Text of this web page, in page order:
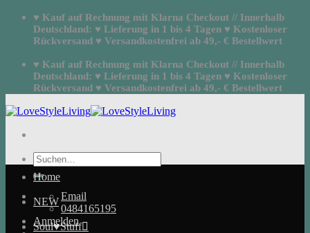
Zum
springen
♥ Kauf auf Rechnung mit Klarna Checkout // Innerhalb
Deutschland: ♥ Lieferung in 1 bis 4 Tagen ♥ Kostenloser
Rückversand ♥ Versandkostenfrei ab 49,- € Bestellwert
♥ Kauf auf Rechnung mit Klarna Checkout // Innerhalb
Deutschland: ♥ Lieferung in 1 bis 4 Tagen ♥ Kostenloser
Rückversand ♥ Versandkostenfrei ab 49,- € Bestellwert
Suchen
nach:
Email
0484165195
Anmelden
Home
NEW
Soul♥Stuff